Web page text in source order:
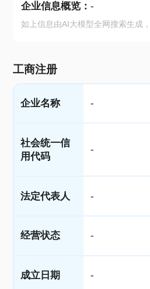
企业信息概览： -
如上信息由AI大模型全网搜索生成
工商注册
企业名称 -
社会统一信
用代码
-
法定代表人 -
经营状态 -
成立日期 -